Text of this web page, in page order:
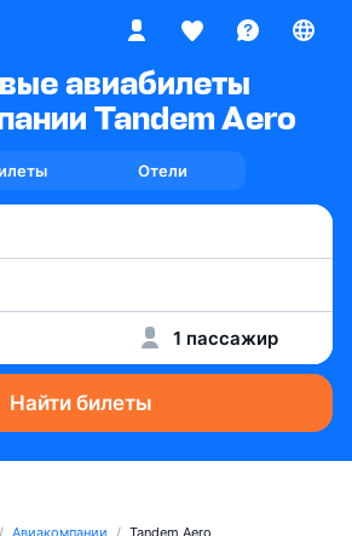
авиабилеты
Tandem Aero
Отели
1 пассажир
Найти билеты
Авиакомпании Tandem Aero